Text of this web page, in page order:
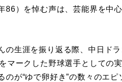
86）を悼む声は、芸能界を中
の生涯を振り返る際、中日ド
マークした野球選手としての
のが“ゆで卵好き”の数々のエピ